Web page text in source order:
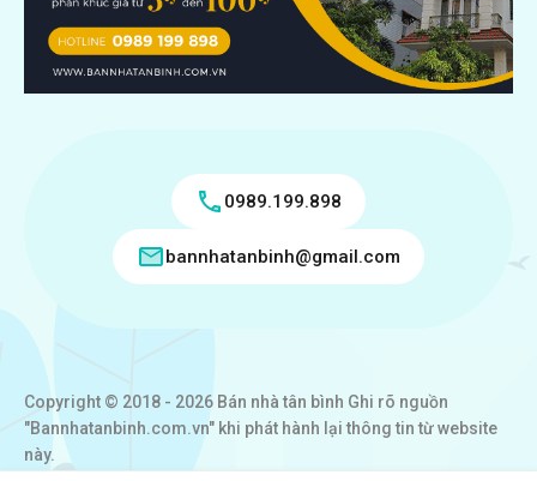
0989.199.898
bannhatanbinh@gmail.com
Copyright © 2018 - 2026 Bán nhà tân bình Ghi rõ nguồn
"Bannhatanbinh.com.vn" khi phát hành lại thông tin từ website
này.